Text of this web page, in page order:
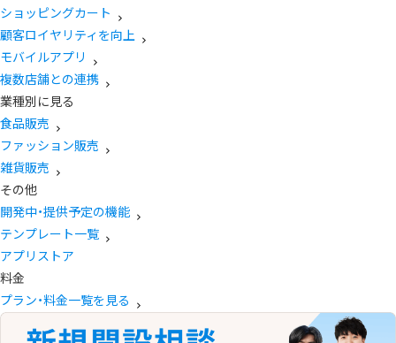
ショッピングカート
顧客ロイヤリティを向上
モバイルアプリ
複数店舗との連携
業種別に見る
食品販売
ファッション販売
雑貨販売
その他
開発中・提供予定の機能
テンプレート一覧
アプリストア
料金
プラン・料金一覧を見る